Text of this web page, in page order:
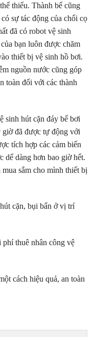
thiếu. Thành bể cũng
sự tác động của chổi cọ
đã có robot vệ sinh
bạn luôn được chăm
thiết bị vệ sinh hồ bơi.
nguồn nước cũng góp
toàn đối với các thành
sinh hút cặn đáy bể bơi
giờ đã được tự động với
tích hợp các cảm biến
dể dàng hơn bao giờ hết.
sắm cho mình thiết bị
cặn, bụi bẩn ở vị trí
thuê nhân công vệ
cách hiệu quả, an toàn